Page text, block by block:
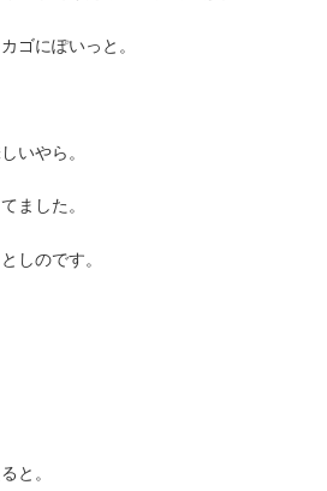
ゴにぽいっと。
いやら。
ました。
しのです。
と。